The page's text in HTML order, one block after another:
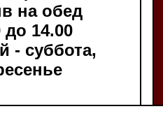
на обед
до 14.00
- суббота,